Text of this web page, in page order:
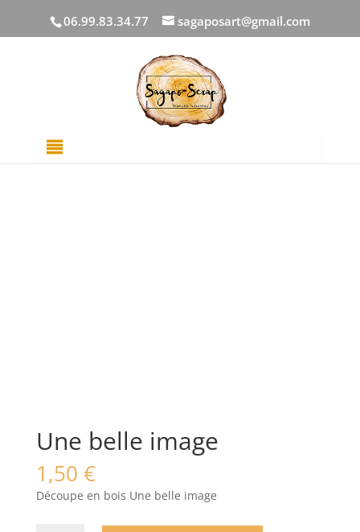
06.99.83.34.77 sagaposart@gmail.com
DECOUPES BOIS/Mots/ Une belle image
Une belle image
1,50 €
Découpe en bois Une belle image